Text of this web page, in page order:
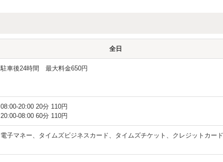
全日
駐車後24時間 最大料金650円
08:00-20:00 20分 110円
20:00-08:00 60分 110円
電子マネー、タイムズビジネスカード、タイムズチケット、クレジットカード